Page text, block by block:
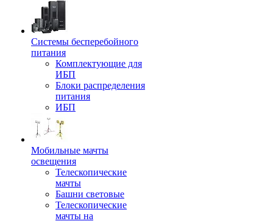
Системы бесперебойного
питания
Комплектующие для
ИБП
Блоки распределения
питания
ИБП
Мобильные мачты
освещения
Телескопические
мачты
Башни световые
Телескопические
мачты на